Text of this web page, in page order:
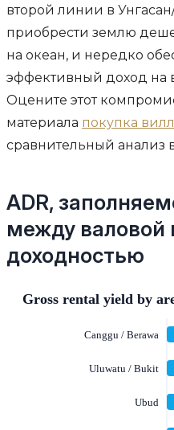
второй линии в
приобрести землю
на океан, и нередко
эффективный доход на
Оцените этот
материала покупка
сравнительный анализ
ADR,
между валовой
доходностью